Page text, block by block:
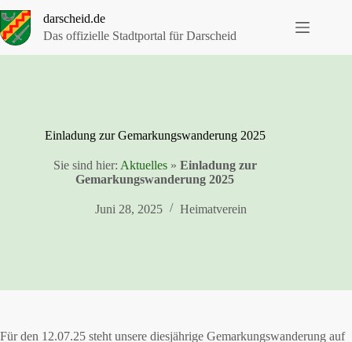
Inhalt
springen
darscheid.de
Das offizielle Stadtportal für Darscheid
Einladung zur Gemarkungswanderung 2025
Sie sind hier: Aktuelles» Einladung zur
Gemarkungswanderung 2025
Juni 28, 2025 Heimatverein
Für den 12.07.25 steht unsere diesjährige Gemarkungswanderung auf